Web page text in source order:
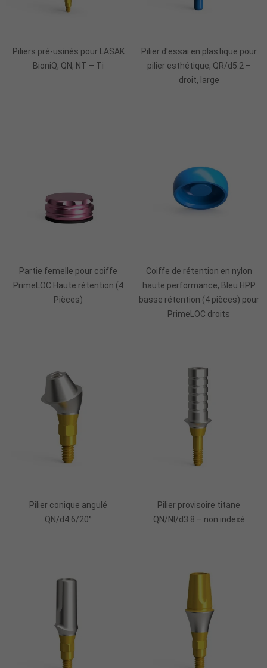
Piliers pré-usinés pour LASAK
BioniQ, QN, NT – Ti
Pilier d'essai en plastique pour
pilier esthétique, QR/d5.2 –
droit, large
Partie femelle pour coiffe
PrimeLOC Haute rétention (4
Pièces)
Coiffe de rétention en nylon
haute performance, Bleu HPP
basse rétention (4 pièces) pour
PrimeLOC droits
Pilier conique angulé
QN/d4.6/20°
Pilier provisoire titane
QN/NI/d3.8 – non indexé